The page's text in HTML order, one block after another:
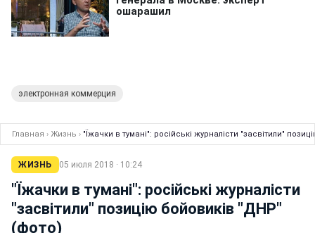
электронная коммерция
Главная › Жизнь › "Їжачки в тумані": російські журналісти "засвітили"
ЖИЗНЬ 05 июля 2018 · 10:24
"Їжачки в тумані": російські журналісти
"засвітили" позицію бойовиків "ДНР"
(фото)